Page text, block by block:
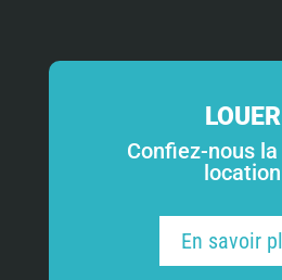
LOUER
Confiez-nous
location
En savoir